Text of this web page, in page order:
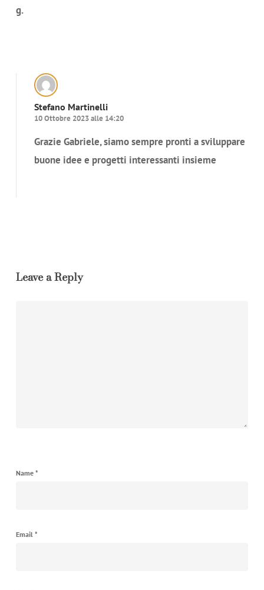
g.
Stefano Martinelli
10 Ottobre 2023 alle 14:20
Grazie Gabriele, siamo sempre pronti a sviluppare
buone idee e progetti interessanti insieme
Leave a Reply
Name *
Email *